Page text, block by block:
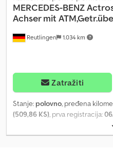
Reutlingen 1.034 km
MERCEDES-BENZ
Achser mit
Zatražiti
Stanje: polovno, pređena
(509,86 KS), prva registracija:
, konfiguracija
inspekcija (TÜV):03/2025,